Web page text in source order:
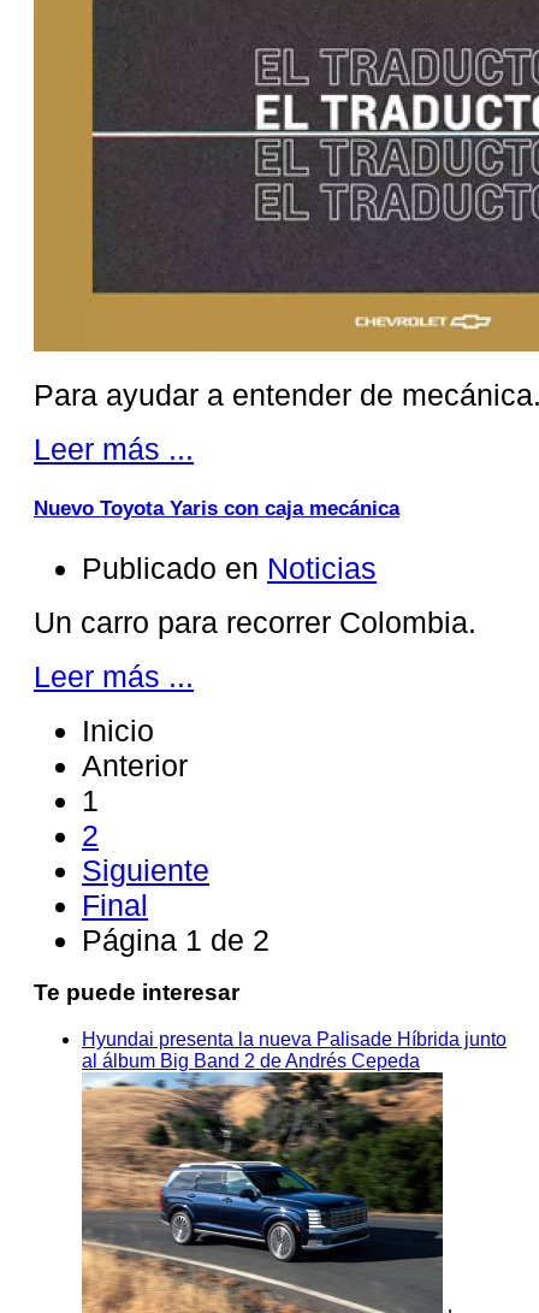
Para ayudar a entender de
Leer más ...
Nuevo Toyota Yaris con caja mecánica
Publicado en Noticias
Un carro para recorrer Colombia.
Leer más ...
Inicio
Anterior
1
2
Siguiente
Final
Página 1 de 2
Te puede interesar
Hyundai presenta la nueva Palisade Híbrida junto
al álbum Big Band 2 de Andrés Cepeda